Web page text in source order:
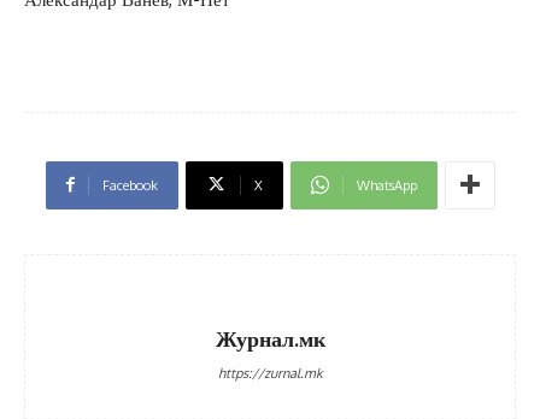
Facebook X WhatsApp
Журнал.мк
https://zurnal.mk